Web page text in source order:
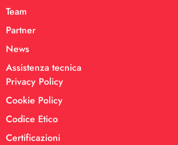
Team
Partner
News
Assistenza tecnica
Privacy Policy
Cookie Policy
Codice Etico
Certificazioni